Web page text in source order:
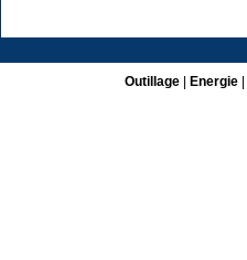
Outillage| Energie|